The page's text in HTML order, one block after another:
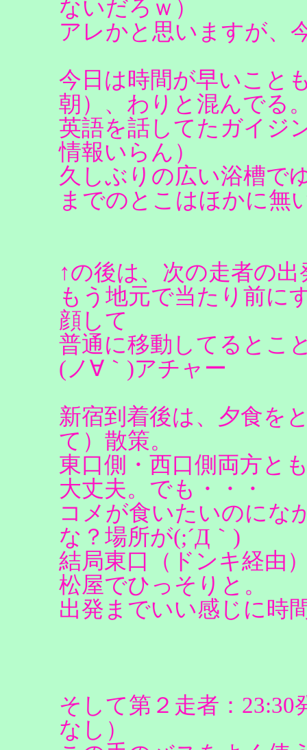
ないだろｗ）
アレかと思いますが、
今日は時間が早いこと
朝）、わりと混んでる
英語を話してたガイジ
情報いらん）
久しぶりの広い浴槽で
までのとこはほかに無
↑の後は、次の走者の
もう地元で当たり前に
顔して
普通に移動してるとこ
(ノ∀｀)アチャー
新宿到着後は、夕食を
て）散策。
東口側・西口側両方と
大丈夫。でも・・・
コメが食いたいのにな
な？場所が(;´Д｀)
結局東口（ドンキ経由
松屋でひっそりと。
出発までいい感じに時
そして第２走者：23:30
なし）